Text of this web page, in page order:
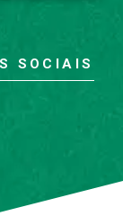
SOCIAIS